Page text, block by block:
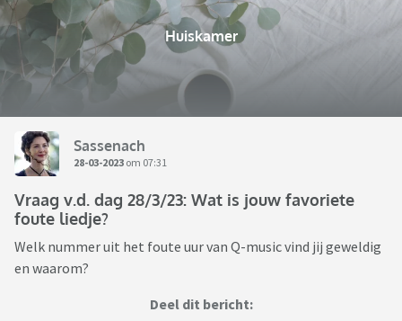
Huiskamer
Sassenach
28-03-2023 om 07:31
Vraag v.d. dag 28/3/23: Wat is jouw favoriete
foute liedje?
Welk nummer uit het foute uur van Q-music vind jij geweldig
en waarom?
Deel dit bericht: